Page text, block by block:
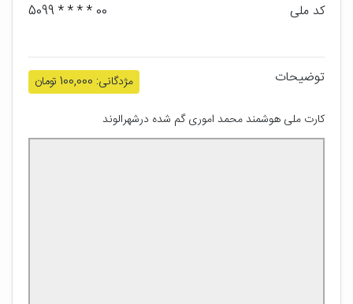
کد ملی 00 * * * * 5099
توضیحات
مژدگانی: 100,000 تومان
کارت ملی هوشمند محمد اموری گم شده درشهرالوند